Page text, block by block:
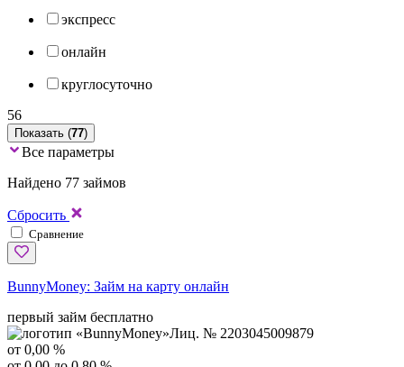
экспресс
онлайн
круглосуточно
56
Показать (77)
Все параметры
Найдено 77 займов
Сбросить
Сравнение
BunnyMoney: Займ на карту онлайн
первый займ бесплатно
Лиц. № 2203045009879
от 0,00 %